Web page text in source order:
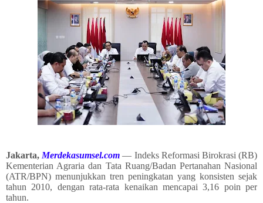
Jakarta, Merdekasumsel.com — Indeks Reformasi Birokrasi (RB)
Kementerian Agraria dan Tata Ruang/Badan Pertanahan Nasional
(ATR/BPN) menunjukkan tren peningkatan yang konsisten sejak
tahun 2010, dengan rata-rata kenaikan mencapai 3,16 poin per
tahun.